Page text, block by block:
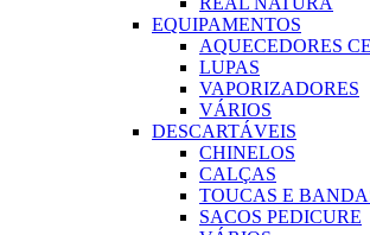
EQUIPAMENTOS
AQUECEDORES
LUPAS
VAPORIZADORES
VÁRIOS
DESCARTÁVEIS
CHINELOS
CALÇAS
TOUCAS E
SACOS PEDICURE